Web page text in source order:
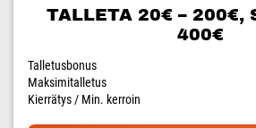
TALLETA 20€ – 200€,
400€
Talletusbonus
Maksimitalletus
Kierrätys / Min. kerroin